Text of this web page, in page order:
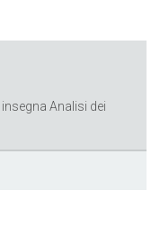
Analisi dei